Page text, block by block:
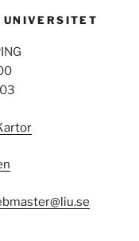
UNIVERSITET